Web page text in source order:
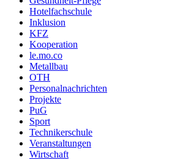
Hotelfachschule
Inklusion
KFZ
Kooperation
le.mo.co
Metallbau
OTH
Personalnachrichten
Projekte
PuG
Sport
Technikerschule
Veranstaltungen
Wirtschaft